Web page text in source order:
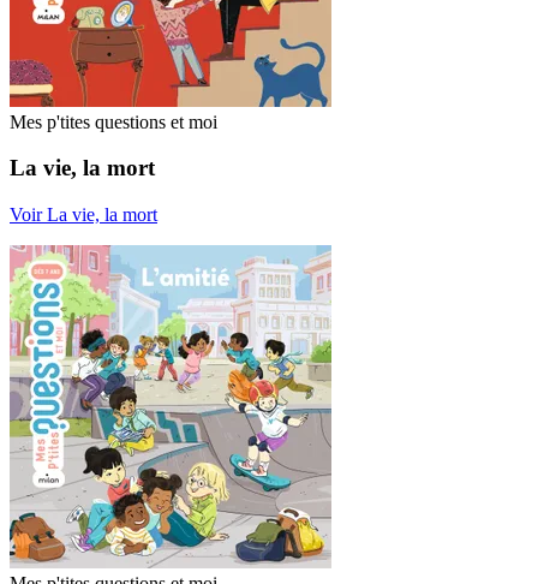
Mes p'tites questions et moi
La vie, la mort
Voir La vie, la mort